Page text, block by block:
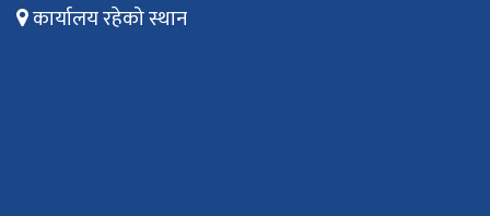
कार्यालय रहेको स्थान